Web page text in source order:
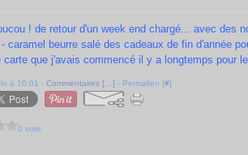
! de retour d'un week end chargé... avec des
caramel beurre salé des cadeaux de fin d'année
carte que j'avais commencé il y a longtemps pour
à 10:01 - Commentaires [ ] - Permalien [#]
0 vote